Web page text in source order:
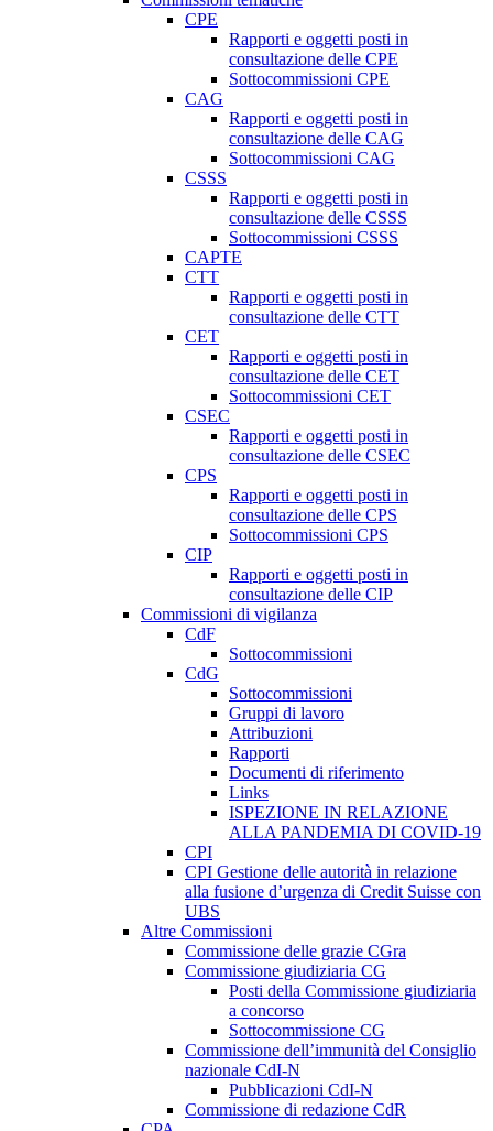
CPE
Rapporti e oggetti posti in
consultazione delle CPE
Sottocommissioni CPE
CAG
Rapporti e oggetti posti in
consultazione delle CAG
Sottocommissioni CAG
CSSS
Rapporti e oggetti posti in
consultazione delle CSSS
Sottocommissioni CSSS
CAPTE
CTT
Rapporti e oggetti posti in
consultazione delle CTT
CET
Rapporti e oggetti posti in
consultazione delle CET
Sottocommissioni CET
CSEC
Rapporti e oggetti posti in
consultazione delle CSEC
CPS
Rapporti e oggetti posti in
consultazione delle CPS
Sottocommissioni CPS
CIP
Rapporti e oggetti posti in
consultazione delle CIP
Commissioni di vigilanza
CdF
Sottocommissioni
CdG
Sottocommissioni
Gruppi di lavoro
Attribuzioni
Rapporti
Documenti di riferimento
Links
ISPEZIONE IN RELAZIONE
ALLA PANDEMIA DI COVID-19
CPI
CPI Gestione delle autorità in relazione
alla fusione d’urgenza di Credit Suisse con
UBS
Altre Commissioni
Commissione delle grazie CGra
Commissione giudiziaria CG
Posti della Commissione giudiziaria
a concorso
Sottocommissione CG
Commissione dell’immunità del Consiglio
nazionale CdI-N
Pubblicazioni CdI-N
Commissione di redazione CdR